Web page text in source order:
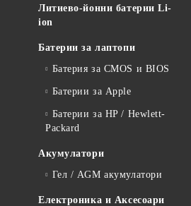
Литиево-йонни батерии Li-
ion
Батерии за лаптопи
Батерия за CMOS и BIOS
Батерии за Apple
Батерии за HP / Hewlett-
Packard
Акумулатори
Гел / AGM акумулатори
Електроника и Аксесоари